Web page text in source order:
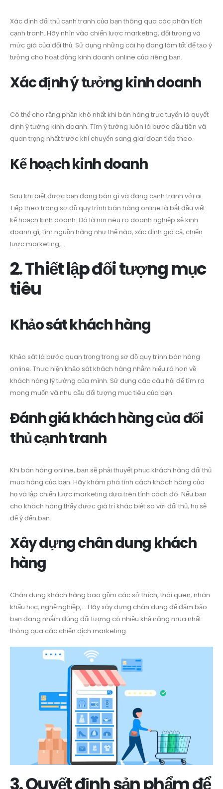
Xác định đối thủ cạnh tranh của bạn thông qua các phân tích
cạnh tranh. Hãy nhìn vào chiến lược marketing, đối tượng và
mức giá của đối thủ. Sử dụng những cái họ đang làm tốt để tạo ý
tưởng cho hoạt động kinh doanh online của riêng bạn.
Xác định ý tưởng kinh doanh
Có thể cho rằng phần khó nhất khi bán hàng trực tuyến là quyết
định ý tưởng kinh doanh. Tìm ý tưởng luôn là bước đầu tiên và
quan trọng nhất trước khi chuyển sang giai đoạn tiếp theo.
Kế hoạch kinh doanh
Sau khi biết được bạn đang bán gì và đang cạnh tranh với ai.
Tiếp theo trong sơ đồ quy trình bán hàng online là bắt đầu viết
kế hoạch kinh doanh. Đó là nơi nêu rõ doanh nghiệp sẽ kinh
doanh gì, tìm nguồn hàng như thế nào, xác định giá cả, chiến
lược marketing,…
2. Thiết lập đối tượng mục
tiêu
Khảo sát khách hàng
Khảo sát là bước quan trọng trong sơ đồ quy trình bán hàng
online. Thực hiện khảo sát khách hàng nhằm hiểu rõ hơn về
khách hàng lý tưởng của mình. Sử dụng các câu hỏi để tìm ra
mong muốn và nhu cầu đối tượng mục tiêu của bạn.
Đánh giá khách hàng của đối
thủ cạnh tranh
Khi bán hàng online, bạn sẽ phải thuyết phục khách hàng đối thủ
mua hàng của bạn. Hãy khám phá tính cách khách hàng của
họ và lập chiến lược marketing dựa trên tính cách đó. Nếu bạn
cho khách hàng thấy được giá trị khác biệt so với đối thủ, họ sẽ
để ý đến bạn.
Xây dựng chân dung khách
hàng
Chân dung khách hàng bao gồm các sở thích, thói quen, nhân
khẩu học, nghề nghiệp,… Hãy xây dựng chân dung để đảm bảo
bạn đang nhắm đúng đối tượng có nhiều khả năng mua nhất
thông qua các chiến dịch marketing.
3. Quyết định sản phẩm để